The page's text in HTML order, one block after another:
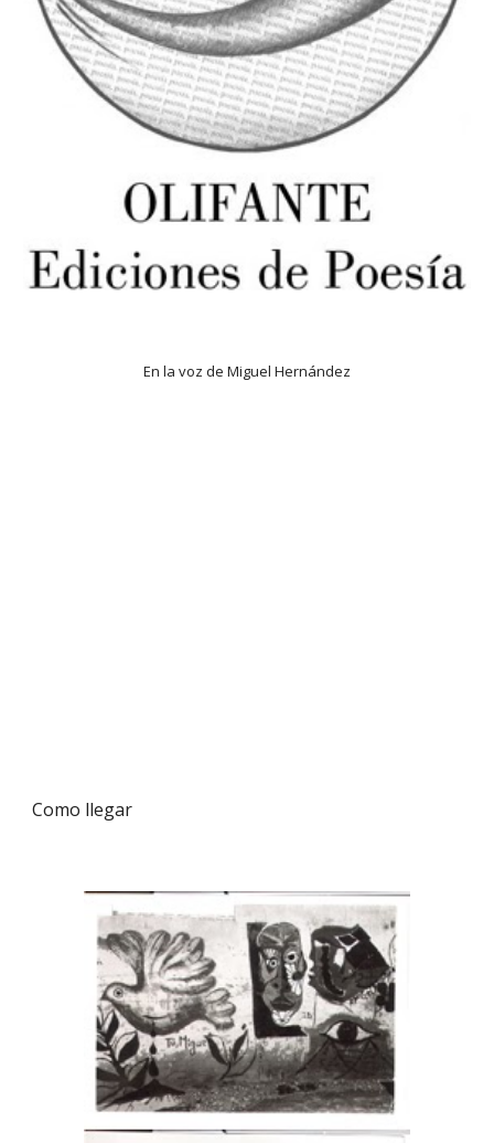
En la voz de Miguel Hernández
Como llegar